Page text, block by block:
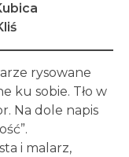
i malarz,